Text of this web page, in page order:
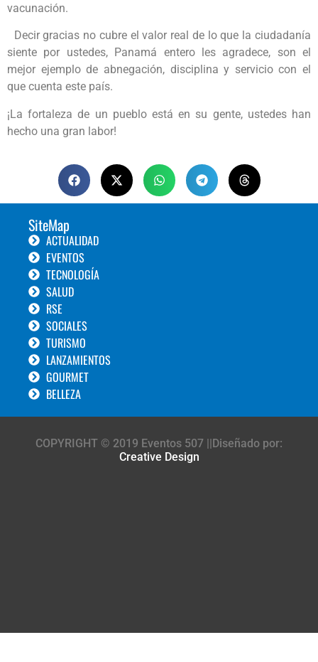
vacunación.
Decir gracias no cubre el valor real de lo que la ciudadanía
siente por ustedes, Panamá entero les agradece, son el
mejor ejemplo de abnegación, disciplina y servicio con el
que cuenta este país.
¡La fortaleza de un pueblo está en su gente, ustedes han
hecho una gran labor!
SiteMap
ACTUALIDAD
EVENTOS
TECNOLOGÍA
SALUD
RSE
SOCIALES
TURISMO
LANZAMIENTOS
GOURMET
BELLEZA
COPYRIGHT © 2019 Eventos 507 ||Diseñado por:
Creative Design